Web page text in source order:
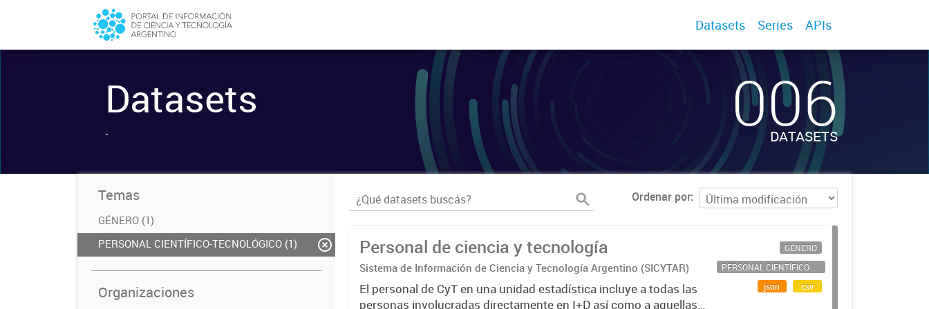
Datasets Series APIs
Datasets
- 006
DATASETS
Temas
GÉNERO (1)
PERSONAL CIENTÍFICO-TECNOLÓGICO (1)
Organizaciones
Ordenar por
Personal de ciencia y tecnología
Sistema de Información de Ciencia y Tecnología Argentino (SICYTAR)
El personal de CyT en una unidad estadística incluye a todas las
personas involucradas directamente en I+D así como a aquellas
GÉNERO
PERSONAL CIENTÍFICO-TECNOLÓGICO
json
csv